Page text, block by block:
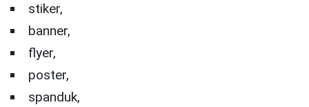
stiker,
banner,
flyer,
poster,
spanduk,